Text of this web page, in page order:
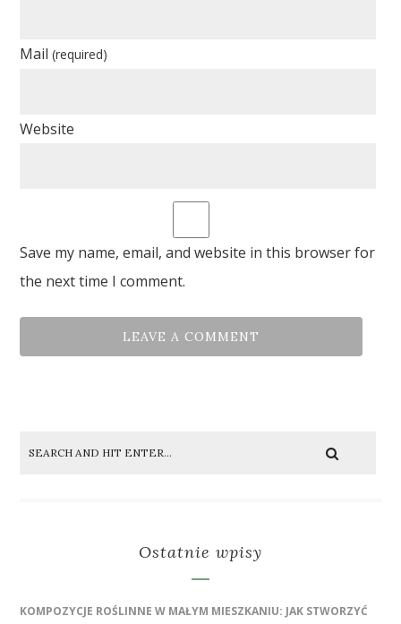
Mail(required)
Website
Save my name, email, and website in this browser for
the next time I comment.
Ostatnie wpisy
KOMPOZYCJE ROŚLINNE W MAŁYM MIESZKANIU: JAK STWORZYĆ